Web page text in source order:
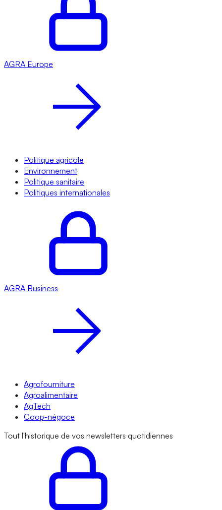
AGRA Europe
Politique agricole
Environnement
Politique sanitaire
Politiques internationales
AGRA Business
Agrofourniture
Agroalimentaire
AgTech
Coop-négoce
Tout l'historique de vos newsletters quotidiennes